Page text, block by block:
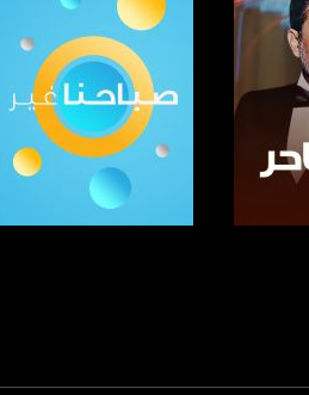
والعناوين المحلية والإقليمية.
الشؤون السياسية القضايا الاجتماعية
من خلال:
قرانا ومدننا،
والمختصين من عدة مجالات مختلفة، في الحقل